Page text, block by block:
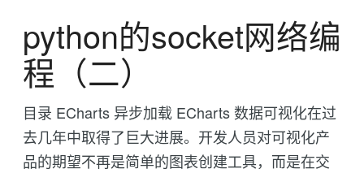
python的socket网络编
程（二）
目录 ECharts 异步加载 ECharts 数据可视化在过
去几年中取得了巨大进展。开发人员对可视化产
品的期望不再是简单的图表创建工具，而是在交